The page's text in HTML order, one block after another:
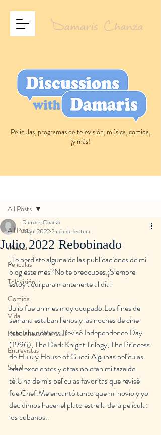
Películas, programas de televisión, música, comida,
¡y más!
All Posts
Musica
Peliculas
Televisión
Comida
Vida
Rebobinado Mensual
Entrevistas
Salud
All Posts
Julio 2022 Rebobinado
Damaris Chanza
29 jul 20222 min de lectura
¿Te perdiste alguna de las publicaciones de mi
blog este mes?No te preocupes;¡Siempre
estoy aquí para mantenerte al día!
Julio fue un mes muy ocupado.Los fines de
semana estaban llenos y las noches de cine
eran abundantes.Revisé Independence Day
(1996), The Dark Knight Trilogy, The Princess
de Hulu y House of Gucci.Algunas películas
eran excelentes y otras no eran mi taza de
té.Una de mis películas favoritas que revisé
fue Chef.Me encantó tanto que mi novio y yo
decidimos hacer el plato estrella de la película:
los cubanos..